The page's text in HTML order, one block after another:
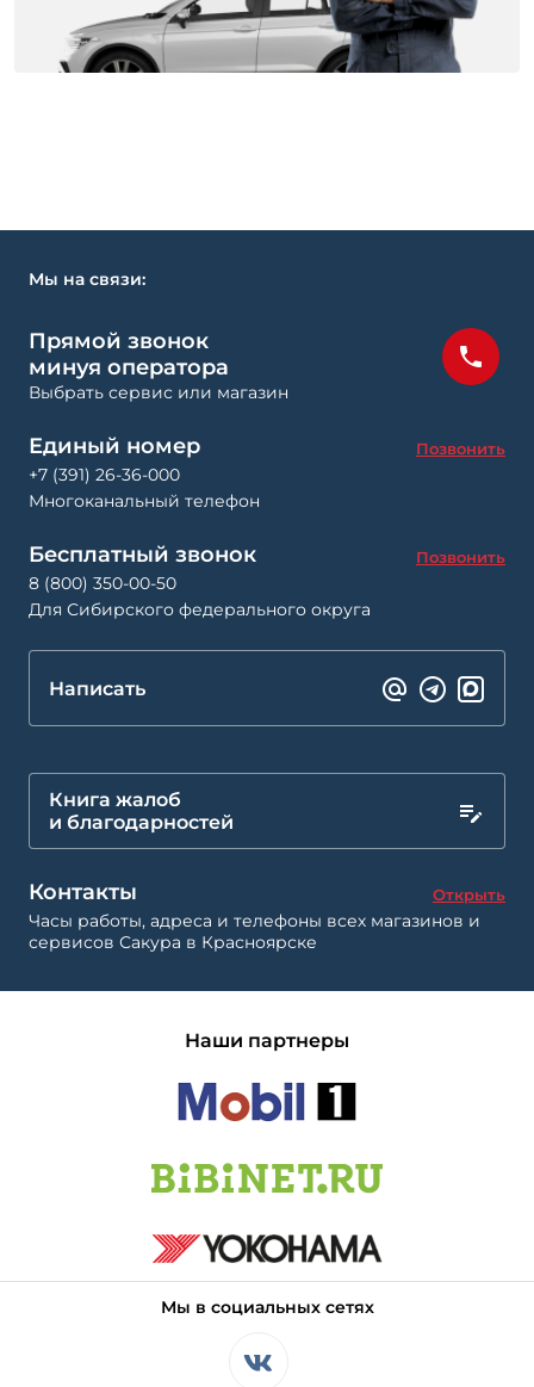
Мы на связи:
Прямой звонок
минуя оператора
Выбрать сервис или магазин
Единый номер Позвонить
+7 (391) 26-36-000
Многоканальный телефон
Бесплатный звонок Позвонить
8 (800) 350-00-50
Для Сибирского федерального округа
Написать
Книга жалоб
и благодарностей
Контакты Открыть
Часы работы, адреса и телефоны всех магазинов и
сервисов Сакура в Красноярске
Наши партнеры
Мы в социальных сетях